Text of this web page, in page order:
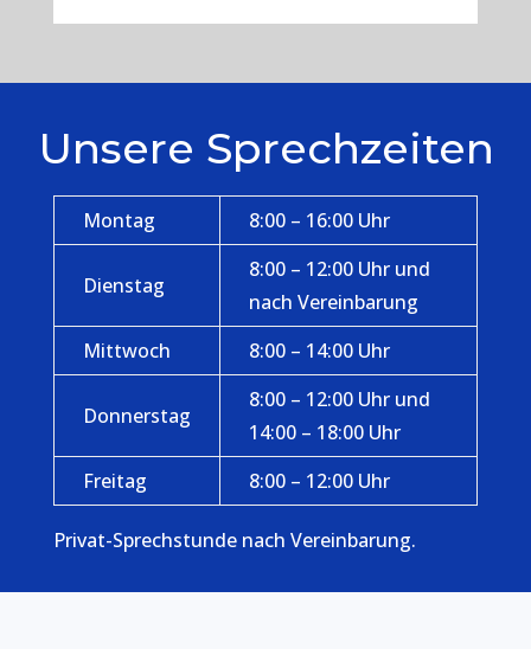
Unsere Sprechzeiten
Montag 8:00 – 16:00 Uhr
Dienstag
8:00 – 12:00 Uhr und
nach Vereinbarung
Mittwoch
8:00 – 14:00 Uhr
Donnerstag
8:00 – 12:00 Uhr und
14:00 – 18:00 Uhr
Freitag
8:00 – 12:00 Uhr
Privat-Sprechstunde nach Vereinbarung.